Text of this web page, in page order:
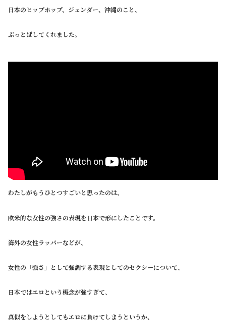
日本のヒップホップ、ジェンダー、沖縄のこと、
ぶっとばしてくれました。
わたしがもうひとつすごいと思ったのは、
欧米的な女性の強さの表現を日本で形にしたことです。
海外の女性ラッパーなどが、
女性の「強さ」として強調する表現としてのセクシーについて、
日本ではエロという概念が強すぎて、
真似をしようとしてもエロに負けてしまうというか、